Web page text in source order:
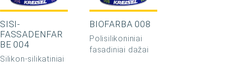
SISI-
FASSADENFAR
BE 004
Silikon-silikatiniai
BIOFARBA 008
Polisilikoniniai
fasadiniai dažai